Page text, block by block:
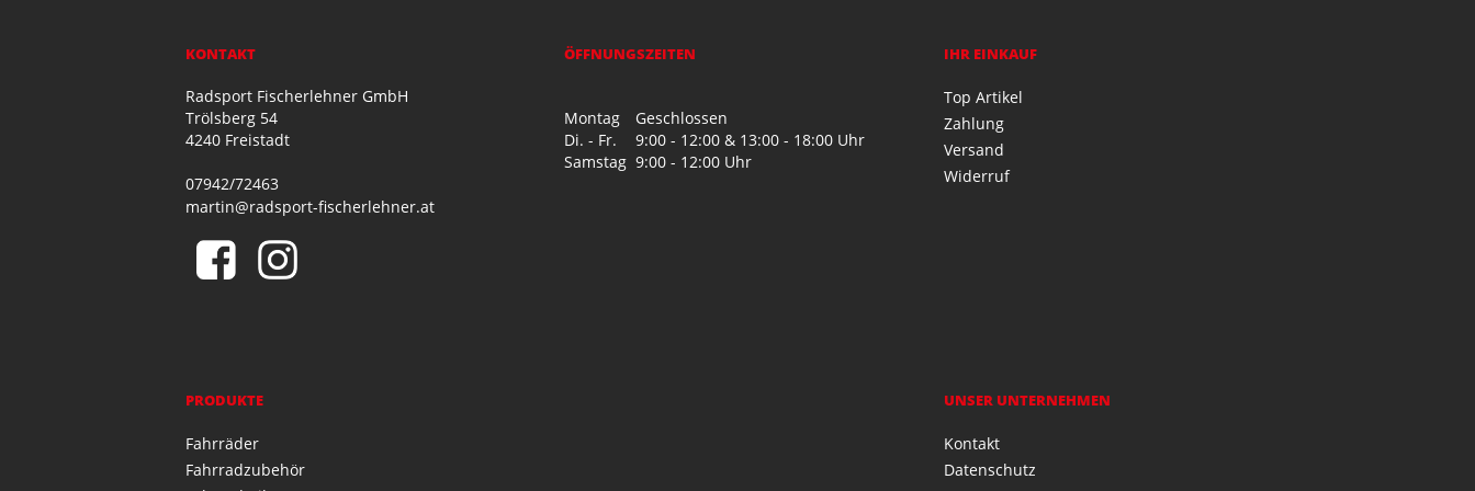
KONTAKT
Radsport Fischerlehner GmbH
Trölsberg 54
4240 Freistadt
07942/72463
martin@radsport-fischerlehner.at
ÖFFNUNGSZEITEN
Montag
Geschlossen
Di. - Fr.
9:00 - 12:00 & 13:00 - 18:00 Uhr
Samstag9:00 - 12:00 Uhr
IHR EINKAUF
Top Artikel
Zahlung
Versand
Widerruf
PRODUKTE
Fahrräder
Fahrradzubehör
UNSER UNTERNEHMEN
Kontakt
Datenschutz